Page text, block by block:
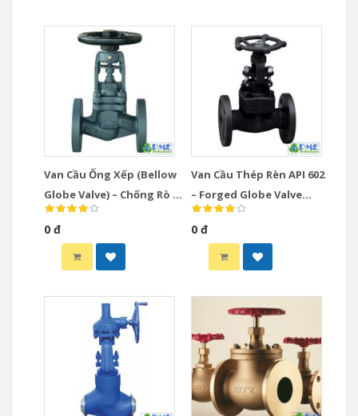
Van Cầu Ống Xếp (Bellow
Globe Valve) – Chống Rò Rỉ
Tuyệt Đối, Class 150–2500
0 đ
Van Cầu Thép Rèn API 602
– Forged Globe Valve
Class 150–2500, Size 1/2”–
2”
0 đ